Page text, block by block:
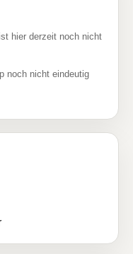
hier derzeit noch nicht
noch nicht eindeutig